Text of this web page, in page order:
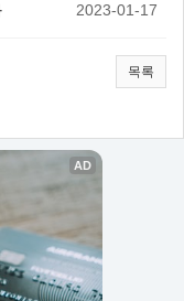
2023-01-17
목록